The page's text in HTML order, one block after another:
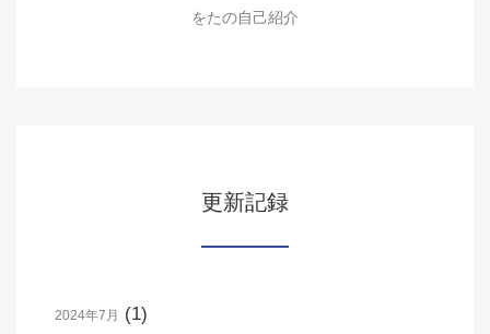
をたの自己紹介
更新記録
2024年7月 (1)